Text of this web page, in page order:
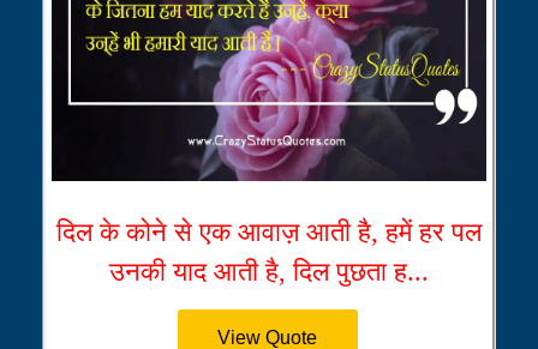
दिल के कोने से एक आवाज़ आती है, हमें हर पल
उनकी याद आती है, दिल पुछता ह...
View Quote